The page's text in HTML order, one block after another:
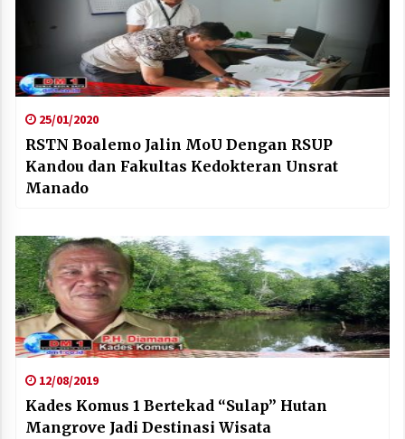
25/01/2020
RSTN Boalemo Jalin MoU Dengan RSUP
Kandou dan Fakultas Kedokteran Unsrat
Manado
12/08/2019
Kades Komus 1 Bertekad “Sulap” Hutan
Mangrove Jadi Destinasi Wisata